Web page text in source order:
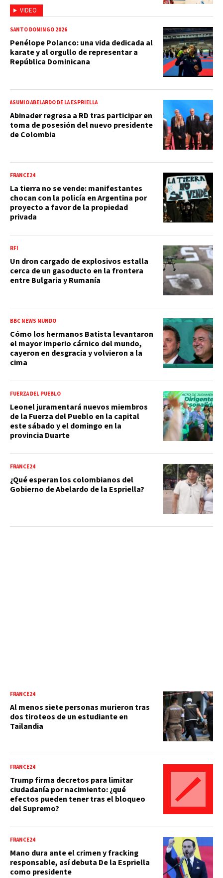
VIDEO
SANTO DOMINGO 2026
Penélope Polanco: una vida dedicada al
karate y al orgullo de representar a
República Dominicana
ASUMIÓ ABELARDO DE LA ESPRIELLA
Abinader regresa a RD tras participar en
toma de posesión del nuevo presidente
de Colombia
FRANCE24
La tierra no se vende: manifestantes
chocan con la policía en Argentina por
proyecto a favor de la propiedad
privada
RFI
Un dron cargado de explosivos estalla
cerca de un gasoducto en la frontera
entre Bulgaria y Rumanía
BBC NEWS MUNDO
Cómo los hermanos Batista levantaron
el mayor imperio cárnico del mundo,
cayeron en desgracia y volvieron a la
cima
FUERZA DEL PUEBLO
Leonel juramentará nuevos miembros
de la Fuerza del Pueblo en la capital
este sábado y el domingo en la
provincia Duarte
FRANCE24
¿Qué esperan los colombianos del
Gobierno de Abelardo de la Espriella?
FRANCE24
Al menos siete personas murieron tras
dos tiroteos de un estudiante en
Tailandia
FRANCE24
Trump firma decretos para limitar
ciudadanía por nacimiento: ¿qué
efectos pueden tener tras el bloqueo
del Supremo?
FRANCE24
Mano dura ante el crimen y fracking
responsable, así debuta De la Espriella
como presidente